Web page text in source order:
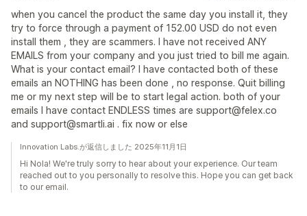
when you cancel the product the same day you install it, they
try to force through a payment of 152.00 USD do not even
install them , they are scammers. I have not received ANY
EMAILS from your company and you just tried to bill me again.
What is your contact email? I have contacted both of these
emails an NOTHING has been done , no response. Quit billing
me or my next step will be to start legal action. both of your
emails I have contact ENDLESS times are support@felex.co
and support@smartli.ai . fix now or else
Innovation Labs.が返信しました 2025年11月1日
Hi Nola! We're truly sorry to hear about your experience. Our team
reached out to you personally to resolve this. Hope you can get back
to our email.